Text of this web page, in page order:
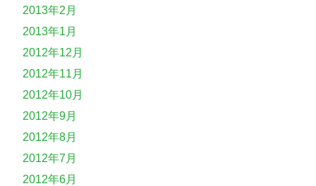
2013年2月
2013年1月
2012年12月
2012年11月
2012年10月
2012年9月
2012年8月
2012年7月
2012年6月